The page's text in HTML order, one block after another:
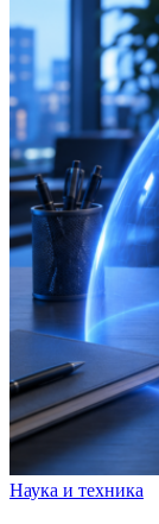
Наука и техника